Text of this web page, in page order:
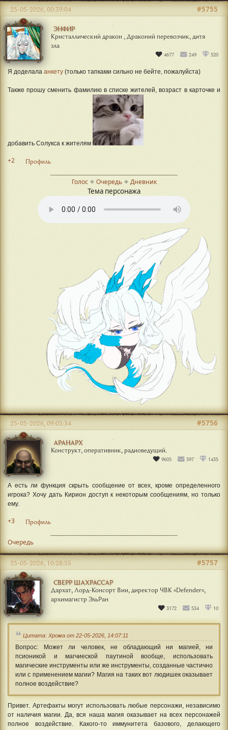
ЭНФИР
Кристаллический дракон , Драконий перевозчик, дитя
зла
4677 249 520
#5755
25-05-2026, 00:39:04
Я доделала анкету (только тапками сильно не бейте, пожалуйста)
Также прошу сменить фамилию в списке жителей, возраст в карточке и
добавить Солукса к жителям
+2 Профиль
Голос✧ Очередь✧ Дневник
АРАНАРХ
Конструкт, оперативник, радиоведущий.
9605 397 1435
#5756
25-05-2026, 09:05:34
А есть ли функция скрыть сообщение от всех, кроме определенного
игрока? Хочу дать Кирион доступ к некоторым сообщениям, но только
ему.
+3 Профиль
Очередь
СВЕРР ШАХРАССАР
Дархат, Лорд-Консорт Вии, директор ЧВК «Defender»,
архимагистр ЭльРан
3172 534 10
#5757
25-05-2026, 10:28:55
Цитата: Хрома от 22-05-2026, 14:07:11
Вопрос: Может ли человек, не обладающий ни магией, ни
псионикой и магчиеской паутиной вообще, использовать
магические инструменты или же инструменты, созданные частично
или с применением магии? Магия на таких вот людишек оказывает
полное воздействие?
Привет. Артефакты могут использовать любые персонажи, независимо
от наличия магии. Да, вся наша магия оказывает на всех персонажей
полное воздействие. Какого-то иммунитета базового, делающего